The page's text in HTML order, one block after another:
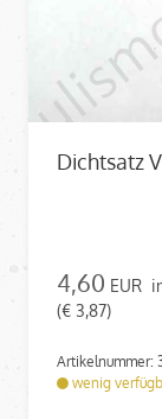
Dichtsatz
4,60 EUR
(€ 3,87)
Artikelnummer:
wenig